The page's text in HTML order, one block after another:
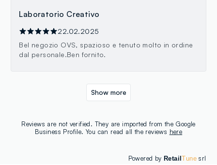
Laboratorio Creativo
22.02.2025
Bel negozio OVS, spazioso e tenuto molto in ordine
dal personale.Ben fornito.
Reviews are not verified. They are imported from the Google
Business Profile. You can read all the reviews here
Show more
Powered by RetailTunesrl